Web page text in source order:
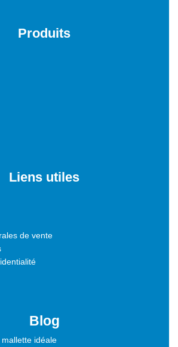
Produits
Liens utiles
de vente
Blog
idéale